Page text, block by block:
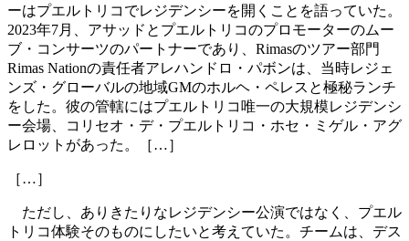
ーはプエルトリコでレジデンシーを開くことを語っていた。
2023年7月、アサッドとプエルトリコのプロモーターのムー
ブ・コンサーツのパートナーであり、Rimasのツアー部門
Rimas Nationの責任者アレハンドロ・パボンは、当時レジェ
ンズ・グローバルの地域GMのホルヘ・ペレスと極秘ランチ
をした。彼の管轄にはプエルトリコ唯一の大規模レジデンシ
ー会場、コリセオ・デ・プエルトリコ・ホセ・ミゲル・アグ
レロットがあった。［…］
［…］
ただし、ありきたりなレジデンシー公演ではなく、プエル
トリコ体験そのものにしたいと考えていた。チームは、デス